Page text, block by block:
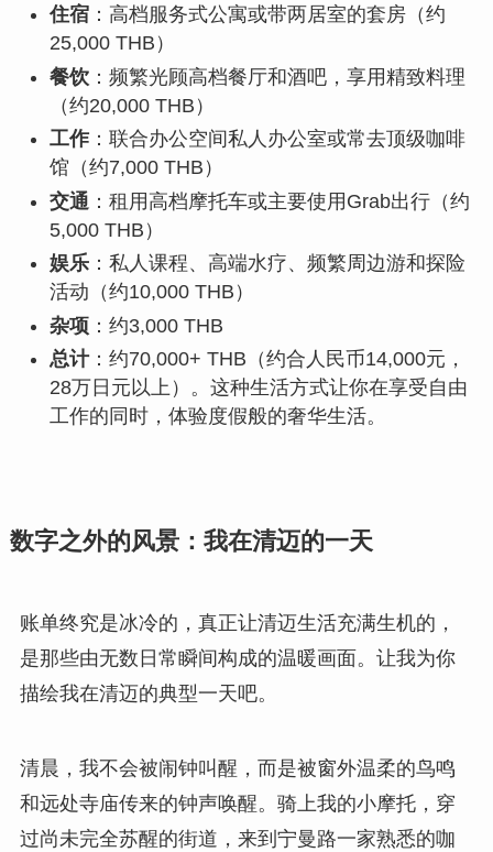
住宿：高档服务式公寓或带两居室的套房（约
25,000 THB）
餐饮：频繁光顾高档餐厅和酒吧，享用精致料理
（约20,000 THB）
工作：联合办公空间私人办公室或常去顶级咖啡
馆（约7,000 THB）
交通 ：租用高档摩托车或主要使用Grab出行（约
5,000 THB）
娱乐：私人课程、高端水疗、频繁周边游和探险
活动（约10,000 THB）
杂项：约3,000 THB
总计：约70,000+ THB（约合人民币14,000元，
28万日元以上）。这种生活方式让你在享受自由
工作的同时，体验度假般的奢华生活。
数字之外的风景：我在清迈的一天
账单终究是冰冷的，真正让清迈生活充满生机的，
是那些由无数日常瞬间构成的温暖画面。让我为你
描绘我在清迈的典型一天吧。
清晨，我不会被闹钟叫醒，而是被窗外温柔的鸟鸣
和远处寺庙传来的钟声唤醒。骑上我的小摩托，穿
过尚未完全苏醒的街道，来到宁曼路一家熟悉的咖